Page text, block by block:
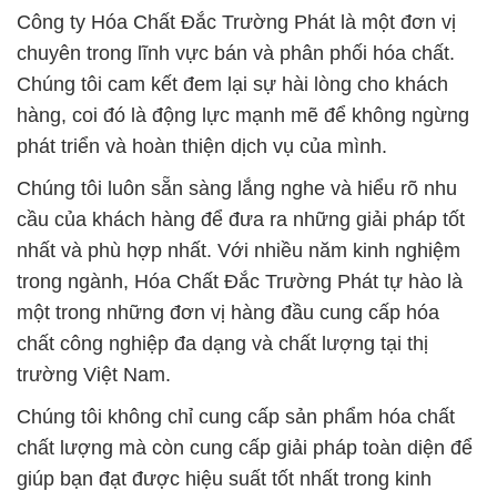
Công ty Hóa Chất Đắc Trường Phát là một đơn vị
chuyên trong lĩnh vực bán và phân phối hóa chất.
Chúng tôi cam kết đem lại sự hài lòng cho khách
hàng, coi đó là động lực mạnh mẽ để không ngừng
phát triển và hoàn thiện dịch vụ của mình.
Chúng tôi luôn sẵn sàng lắng nghe và hiểu rõ nhu
cầu của khách hàng để đưa ra những giải pháp tốt
nhất và phù hợp nhất. Với nhiều năm kinh nghiệm
trong ngành, Hóa Chất Đắc Trường Phát tự hào là
một trong những đơn vị hàng đầu cung cấp hóa
chất công nghiệp đa dạng và chất lượng tại thị
trường Việt Nam.
Chúng tôi không chỉ cung cấp sản phẩm hóa chất
chất lượng mà còn cung cấp giải pháp toàn diện để
giúp bạn đạt được hiệu suất tốt nhất trong kinh